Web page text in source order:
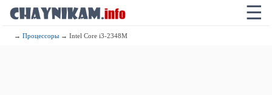
☰
→Процессоры → Intel Core i3-2348M